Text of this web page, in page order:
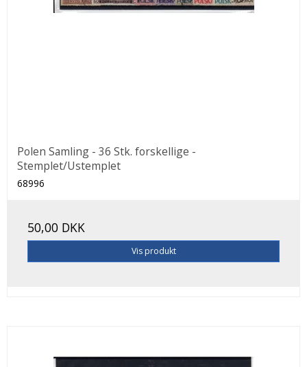
Polen Samling - 36 Stk. forskellige -
Stemplet/Ustemplet
68996
50,00 DKK
Vis produkt